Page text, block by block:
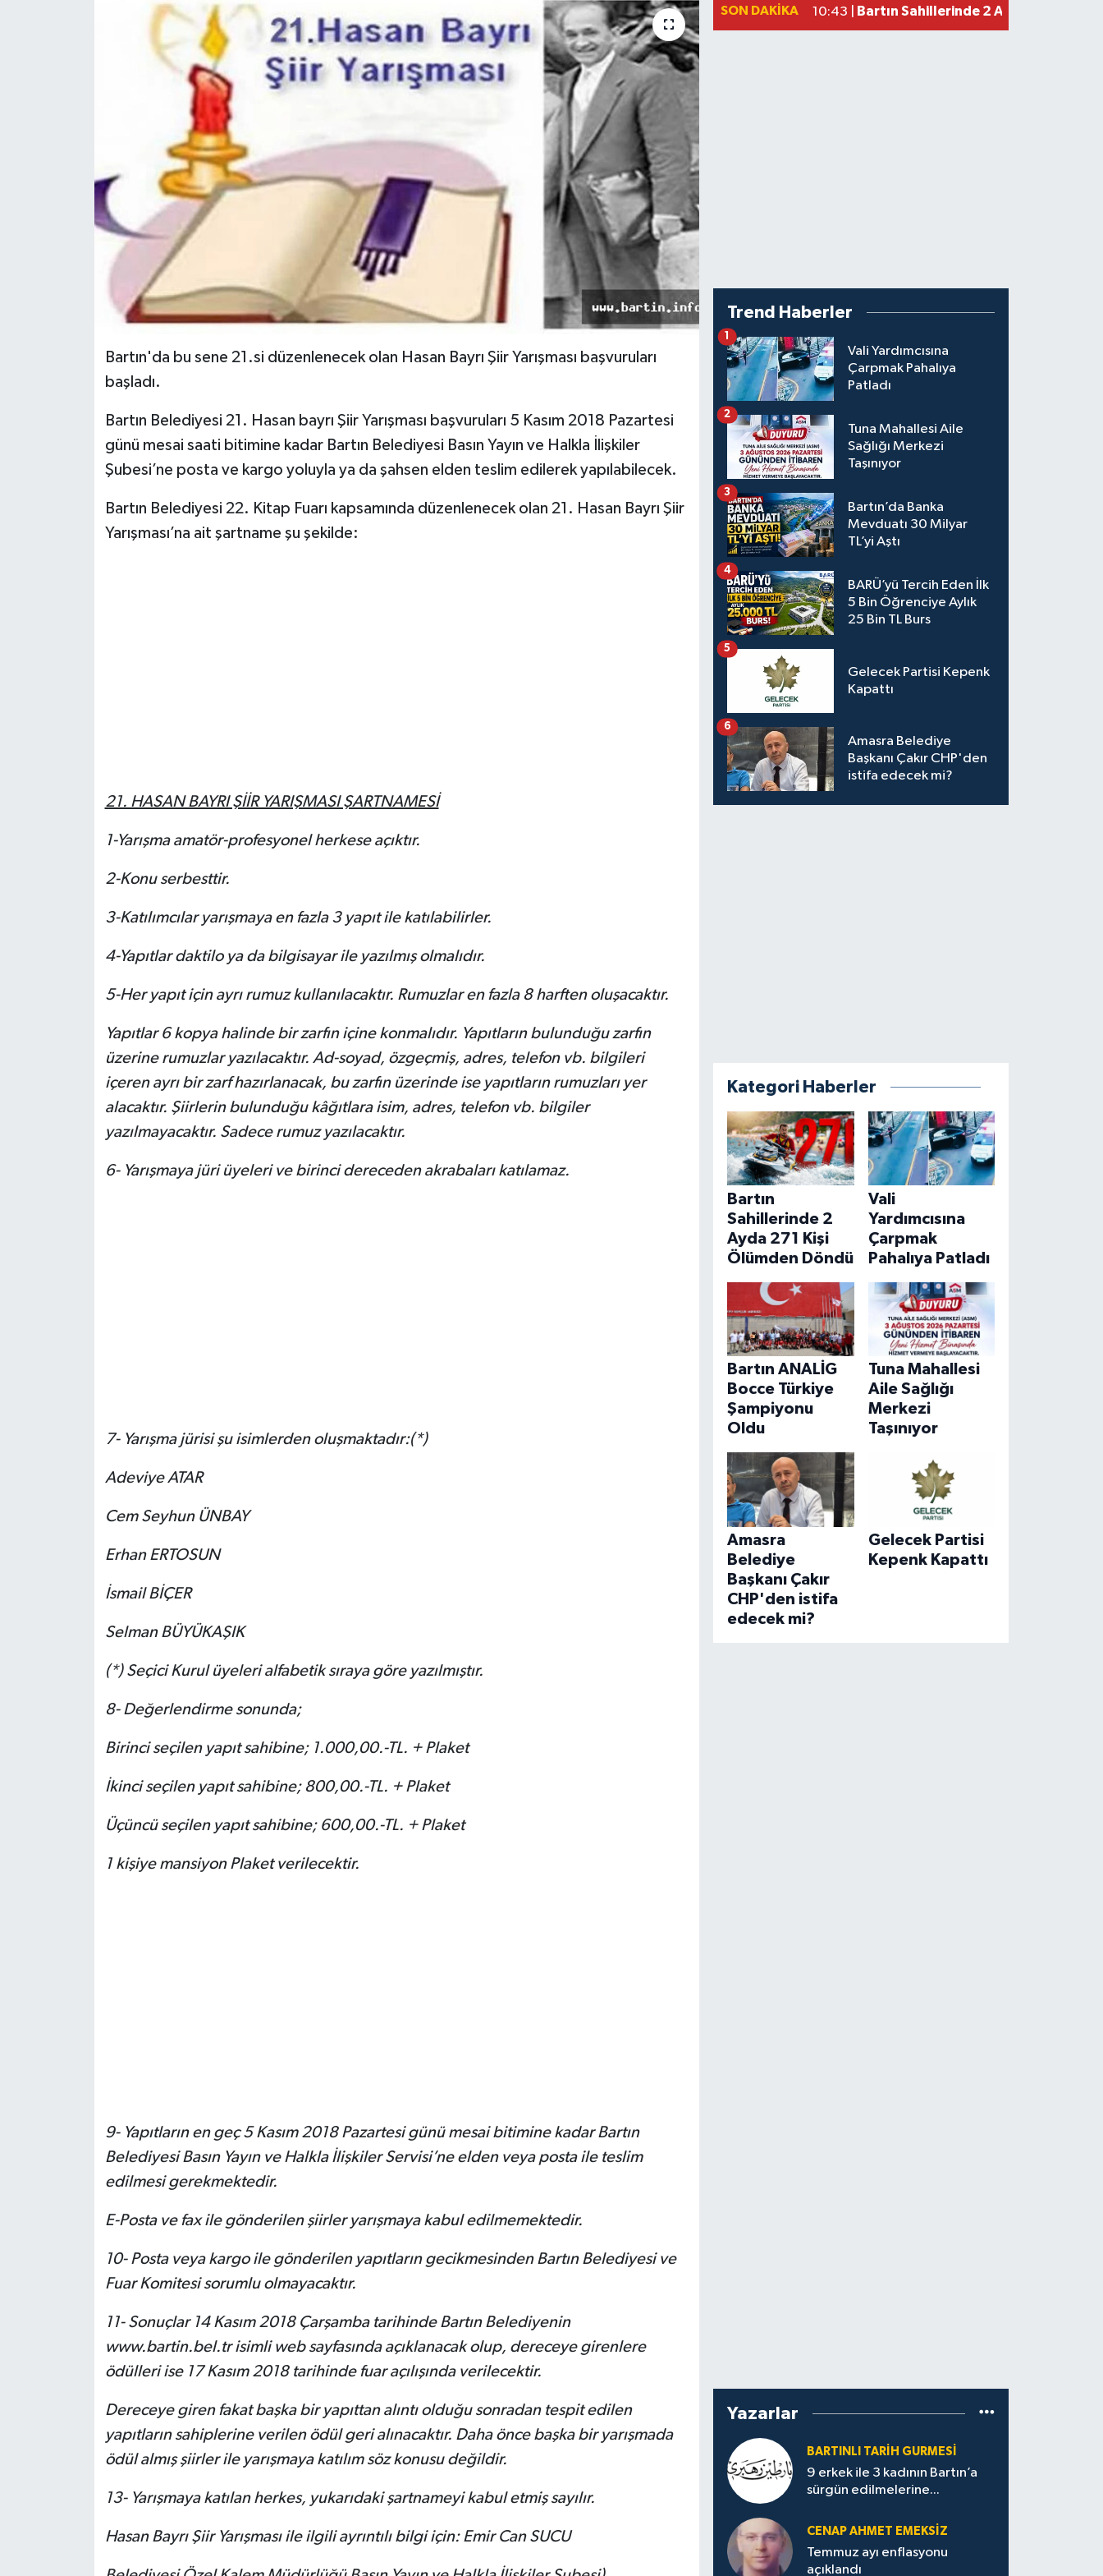
Bartın'da bu sene 21.si düzenlenecek olan Hasan Bayrı Şiir Yarışması başvuruları
başladı.
Bartın Belediyesi 21. Hasan bayrı Şiir Yarışması başvuruları 5 Kasım 2018 Pazartesi
günü mesai saati bitimine kadar Bartın Belediyesi Basın Yayın ve Halkla İlişkiler
Şubesi’ne posta ve kargo yoluyla ya da şahsen elden teslim edilerek yapılabilecek.
Bartın Belediyesi 22. Kitap Fuarı kapsamında düzenlenecek olan 21. Hasan Bayrı Şiir
Yarışması’na ait şartname şu şekilde:
21. HASAN BAYRI ŞİİR YARIŞMASI ŞARTNAMESİ
1-Yarışma amatör-profesyonel herkese açıktır.
2-Konu serbesttir.
3-Katılımcılar yarışmaya en fazla 3 yapıt ile katılabilirler.
4-Yapıtlar daktilo ya da bilgisayar ile yazılmış olmalıdır.
5-Her yapıt için ayrı rumuz kullanılacaktır. Rumuzlar en fazla 8 harften oluşacaktır.
Yapıtlar 6 kopya halinde bir zarfın içine konmalıdır. Yapıtların bulunduğu zarfın
üzerine rumuzlar yazılacaktır. Ad-soyad, özgeçmiş, adres, telefon vb. bilgileri
içeren ayrı bir zarf hazırlanacak, bu zarfın üzerinde ise yapıtların rumuzları yer
alacaktır. Şiirlerin bulunduğu kâğıtlara isim, adres, telefon vb. bilgiler
yazılmayacaktır. Sadece rumuz yazılacaktır.
6- Yarışmaya jüri üyeleri ve birinci dereceden akrabaları katılamaz.
7- Yarışma jürisi şu isimlerden oluşmaktadır:(*)
Adeviye ATAR
Cem Seyhun ÜNBAY
Erhan ERTOSUN
İsmail BİÇER
Selman BÜYÜKAŞIK
(*) Seçici Kurul üyeleri alfabetik sıraya göre yazılmıştır.
8- Değerlendirme sonunda;
Birinci seçilen yapıt sahibine; 1.000,00.-TL. + Plaket
İkinci seçilen yapıt sahibine; 800,00.-TL. + Plaket
Üçüncü seçilen yapıt sahibine; 600,00.-TL. + Plaket
1 kişiye mansiyon Plaket verilecektir.
9- Yapıtların en geç 5 Kasım 2018 Pazartesi günü mesai bitimine kadar Bartın
Belediyesi Basın Yayın ve Halkla İlişkiler Servisi’ne elden veya posta ile teslim
edilmesi gerekmektedir.
E-Posta ve fax ile gönderilen şiirler yarışmaya kabul edilmemektedir.
10- Posta veya kargo ile gönderilen yapıtların gecikmesinden Bartın Belediyesi ve
Fuar Komitesi sorumlu olmayacaktır.
11- Sonuçlar 14 Kasım 2018 Çarşamba tarihinde Bartın Belediyenin
www.bartin.bel.tr isimli web sayfasında açıklanacak olup, dereceye girenlere
ödülleri ise 17 Kasım 2018 tarihinde fuar açılışında verilecektir.
Dereceye giren fakat başka bir yapıttan alıntı olduğu sonradan tespit edilen
yapıtların sahiplerine verilen ödül geri alınacaktır. Daha önce başka bir yarışmada
ödül almış şiirler ile yarışmaya katılım söz konusu değildir.
13- Yarışmaya katılan herkes, yukarıdaki şartnameyi kabul etmiş sayılır.
Hasan Bayrı Şiir Yarışması ile ilgili ayrıntılı bilgi için: Emir Can SUCU
SON DAKIKA 10:43 | Bartın Sahillerinde 2 Ayda 271 Kişi
Trend Haberler
Vali Yardımcısına
Çarpmak Pahalıya
Patladı
1
Tuna Mahallesi Aile
Sağlığı Merkezi
Taşınıyor
2
Bartın’da Banka
Mevduatı 30 Milyar
TL’yi Aştı
3
BARÜ’yü Tercih Eden İlk
5 Bin Öğrenciye Aylık
25 Bin TL Burs
4
Gelecek Partisi Kepenk
Kapattı
5
Amasra Belediye
Başkanı Çakır CHP'den
istifa edecek mi?
6
Kategori Haberler
Bartın
Sahillerinde 2
Ayda 271 Kişi
Ölümden Döndü
Vali
Yardımcısına
Çarpmak
Pahalıya Patladı
Bartın ANALİG
Bocce Türkiye
Şampiyonu
Oldu
Tuna Mahallesi
Aile Sağlığı
Merkezi
Taşınıyor
Amasra
Belediye
Başkanı Çakır
CHP'den istifa
edecek mi?
Gelecek Partisi
Kepenk Kapattı
Yazarlar
BARTINLI TARIH GURMESI
9 erkek ile 3 kadının Bartın’a
sürgün edilmelerine...
CENAP AHMET EMEKSİZ
Temmuz ayı enflasyonu
açıklandı